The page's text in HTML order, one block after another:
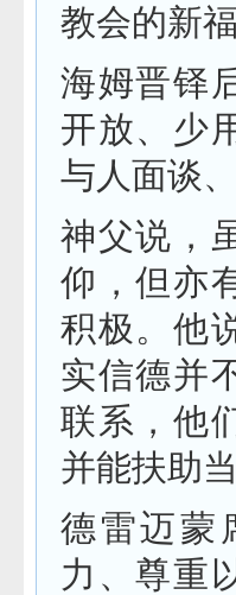
教会的新
海姆晋铎
开放、少
与人面谈
神父说，
仰，但亦
积极。他
实信德并
联系，他
并能扶助
德雷迈蒙
力、尊重